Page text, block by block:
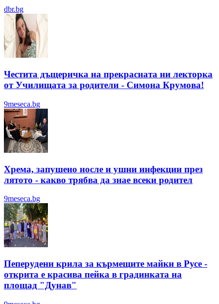
dbr.bg
Честита дъщеричка на прекрасната ни лекторка
от Училищата за родители - Симона Крумова!
9meseca.bg
Хрема, запушено носле и ушни инфекции през
лятотo - какво трябва да знае всеки родител
9meseca.bg
Пеперудени крила за кърмещите майки в Русе -
открита е красива пейка в градинката на
площад "Дунав"